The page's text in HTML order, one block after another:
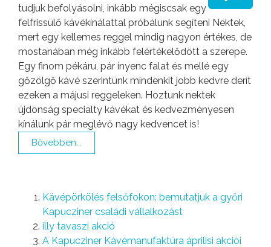
tudjuk befolyásolni, inkább mégiscsak egy
felfrissülő kávékínálattal próbálunk segíteni Nektek,
mert egy kellemes reggel mindig nagyon értékes, de
mostanában még inkább felértékelődött a szerepe.
Egy finom pékáru, pár ínyenc falat és mellé egy
gőzölgő kávé szerintünk mindenkit jobb kedvre derít
ezeken a májusi reggeleken. Hoztunk nektek
újdonság specialty kávékat és kedvezményesen
kínálunk pár meglévő nagy kedvencet is!
Bővebben...
Kávépörkölés felsőfokon: bemutatjuk a győri
Kapucziner családi vállalkozást
illy tavaszi akció
A Kapucziner Kávémanufaktúra áprilisi akciói